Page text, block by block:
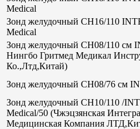
Medical
Зонд желудочный СН16/110
Medical
Зонд желудочный СН08/110 см
Нингбо Гритмед Медикал
Ко.,Лтд,Китай)
Зонд желудочный СН08/76 см
Зонд желудочный СН10/110 /
Medical/50 (Чжэцзянская
Медицинская Компания